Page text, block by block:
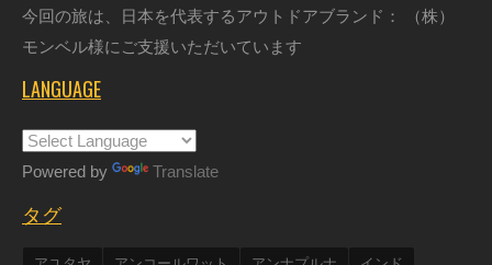
今回の旅は、日本を代表するアウトドアブランド： （株）
モンベル様にご支援いただいています
LANGUAGE
Powered by Translate
タグ